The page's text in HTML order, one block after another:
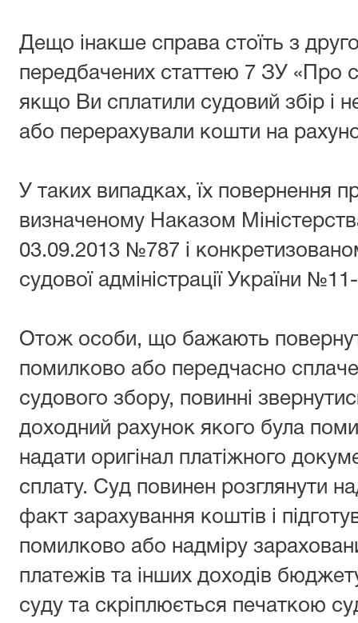
Дещо інакше справа стоїть з
передбачених статтею 7 ЗУ «Про
якщо Ви сплатили судовий збір і
або перерахували кошти на
У таких випадках, їх повернення
визначеному Наказом
03.09.2013 №787 і
судової адміністрації України
Отож особи, що бажають
помилково або передчасно
судового збору, повинні
доходний рахунок якого була
надати оригінал платіжного
сплату. Суд повинен розглянути
факт зарахування коштів і
помилково або надміру
платежів та інших доходів
суду та скріплюється печаткою